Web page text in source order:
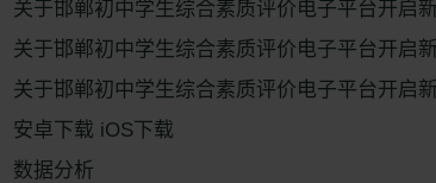
关于邯郸初中学生综合素质评价电子平台开启
关于邯郸初中学生综合素质评价电子平台开启
关于邯郸初中学生综合素质评价电子平台开启
安卓下载 iOS下载
数据分析